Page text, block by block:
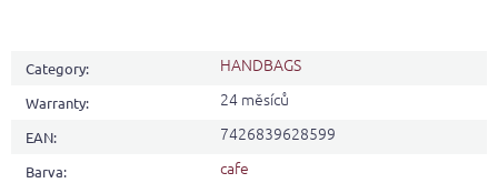
Category: HANDBAGS
Warranty: 24 měsíců
EAN: 7426839628599
Barva: cafe